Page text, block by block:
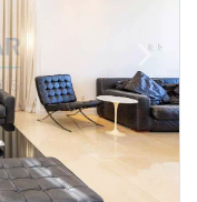
arrow_forward_ios